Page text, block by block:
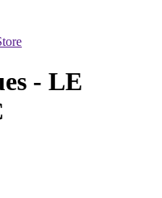
- LE